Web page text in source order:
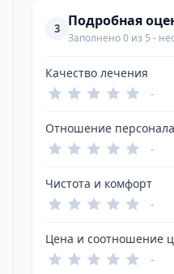
3 Подробная
Заполнено 0 из 5 -
Качество лечения
-
Отношение персонала
-
Чистота и комфорт
-
Цена и соотношение
-